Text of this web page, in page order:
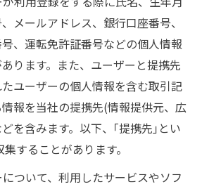
メールアドレス、銀行口座番号、
、運転免許証番号などの個人情報
ります。また、ユーザーと提携先
ユーザーの個人情報を含む取引記
報を当社の提携先(情報提供元、広
を含みます。以下、｢提携先｣とい
することがあります。
ついて、利用したサービスやソフ